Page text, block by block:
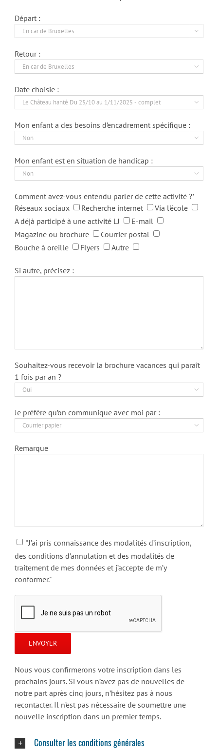
Départ :

Retour :

Date choisie :

Mon enfant a des besoins d’encadrement spécifique :

Mon enfant est en situation de handicap :

Comment avez-vous entendu parler de cette activité ?*
Réseaux sociaux
Recherche internet
Via l'école
A déjà participé à une activité LJ
E-mail
Magazine ou brochure
Courrier postal
Bouche à oreille
Flyers Autre
Si autre, précisez :
Souhaitez-vous recevoir la brochure vacances qui paraît
1 fois par an ?

Je préfère qu’on communique avec moi par :

Remarque
"J’ai pris connaissance des modalités d’inscription,
des conditions d’annulation et des modalités de
traitement de mes données et j’accepte de m’y
conformer."
Nous vous confirmerons votre inscription dans les
prochains jours. Si vous n’avez pas de nouvelles de
notre part après cinq jours, n’hésitez pas à nous
recontacter. Il n’est pas nécessaire de soumettre une
nouvelle inscription dans un premier temps.
Consulter les conditions générales